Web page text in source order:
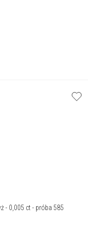
- 0,005 ct - próba 585